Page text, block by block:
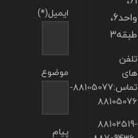
ایمیل(*)
موضوع
پیام
واحد6،
طبقه3
تلفن
های
تماس:88105077-
88105076
88102519-